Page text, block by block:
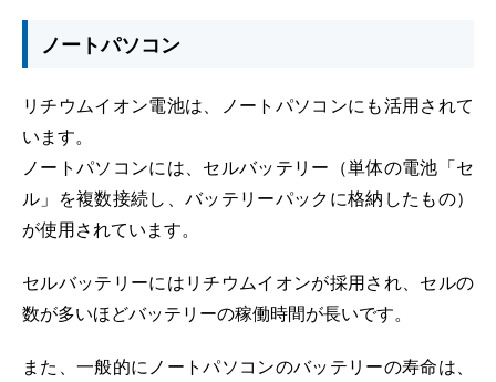
ノートパソコン
リチウムイオン電池は、ノートパソコンにも活用されて
います。
ノートパソコンには、セルバッテリー（単体の電池「セ
ル」を複数接続し、バッテリーパックに格納したもの）
が使用されています。
セルバッテリーにはリチウムイオンが採用され、セルの
数が多いほどバッテリーの稼働時間が長いです。
また、一般的にノートパソコンのバッテリーの寿命は、